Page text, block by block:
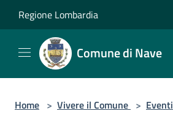
Regione Lombardia
Comune di Nave
Home > Vivere il Comune > Eventi